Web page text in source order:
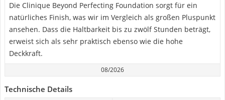
Die Clinique Beyond Perfecting Foundation sorgt für ein
natürliches Finish, was wir im Vergleich als großen Pluspunkt
ansehen. Dass die Haltbarkeit bis zu zwölf Stunden beträgt,
erweist sich als sehr praktisch ebenso wie die hohe
Deckkraft.
08/2026
Technische Details